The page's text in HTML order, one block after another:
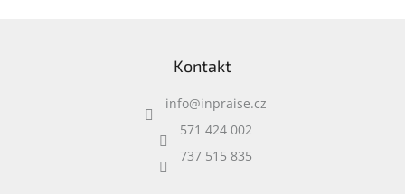
Kontakt
info@inpraise.cz
571 424 002
737 515 835